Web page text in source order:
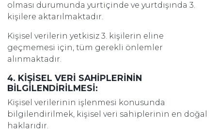
olması durumunda yurtiçinde ve yurtdışında 3.
kişilere aktarılmaktadır.
Kişisel verilerin yetkisiz 3. kişilerin eline
geçmemesi için, tüm gerekli önlemler
alınmaktadır.
4. KİŞİSEL VERİ SAHİPLERİNİN
BİLGİLENDİRİLMESİ:
Kişisel verilerinin işlenmesi konusunda
bilgilendirilmek, kişisel veri sahiplerinin en doğal
haklarıdır.